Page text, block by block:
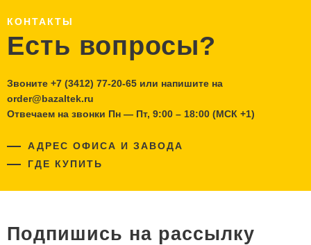
КОНТАКТЫ
Есть вопросы?
Звоните +7 (3412) 77-20-65 или напишите на
order@bazaltek.ru
Отвечаем на звонки Пн — Пт, 9:00 – 18:00 (МСК +1)
АДРЕС ОФИСА И ЗАВОДА
ГДЕ КУПИТЬ
Подпишись на рассылку